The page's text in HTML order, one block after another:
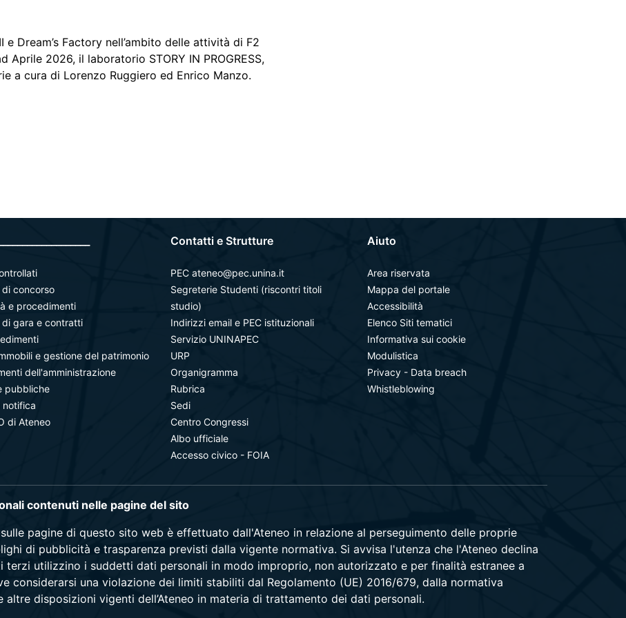
Dream’s Factory nell’ambito delle attività di F2
2026, il laboratorio STORY IN PROGRESS,
a cura di Lorenzo Ruggiero ed Enrico Manzo.
di concorso
e procedimenti
di gara e contratti
e gestione del patrimonio
dell'amministrazione
pubbliche
notifica
di Ateneo
Contatti e Strutture
PEC ateneo@pec.unina.it
Segreterie Studenti (riscontri titoli
studio)
Indirizzi email e PEC istituzionali
Servizio UNINAPEC
URP
Organigramma
Rubrica
Sedi
Centro Congressi
Albo ufficiale
Accesso civico - FOIA
Aiuto
Area riservata
Mappa del portale
Accessibilità
Elenco Siti tematici
Informativa sui cookie
Modulistica
Privacy - Data breach
Whistleblowing
contenuti nelle pagine del sito
pagine di questo sito web è effettuato dall'Ateneo in relazione al perseguimento delle proprie
di pubblicità e trasparenza previsti dalla vigente normativa. Si avvisa l'utenza che l'Ateneo declina
utilizzino i suddetti dati personali in modo improprio, non autorizzato e per finalità estranee a
considerarsi una violazione dei limiti stabiliti dal Regolamento (UE) 2016/679, dalla normativa
disposizioni vigenti dell’Ateneo in materia di trattamento dei dati personali.